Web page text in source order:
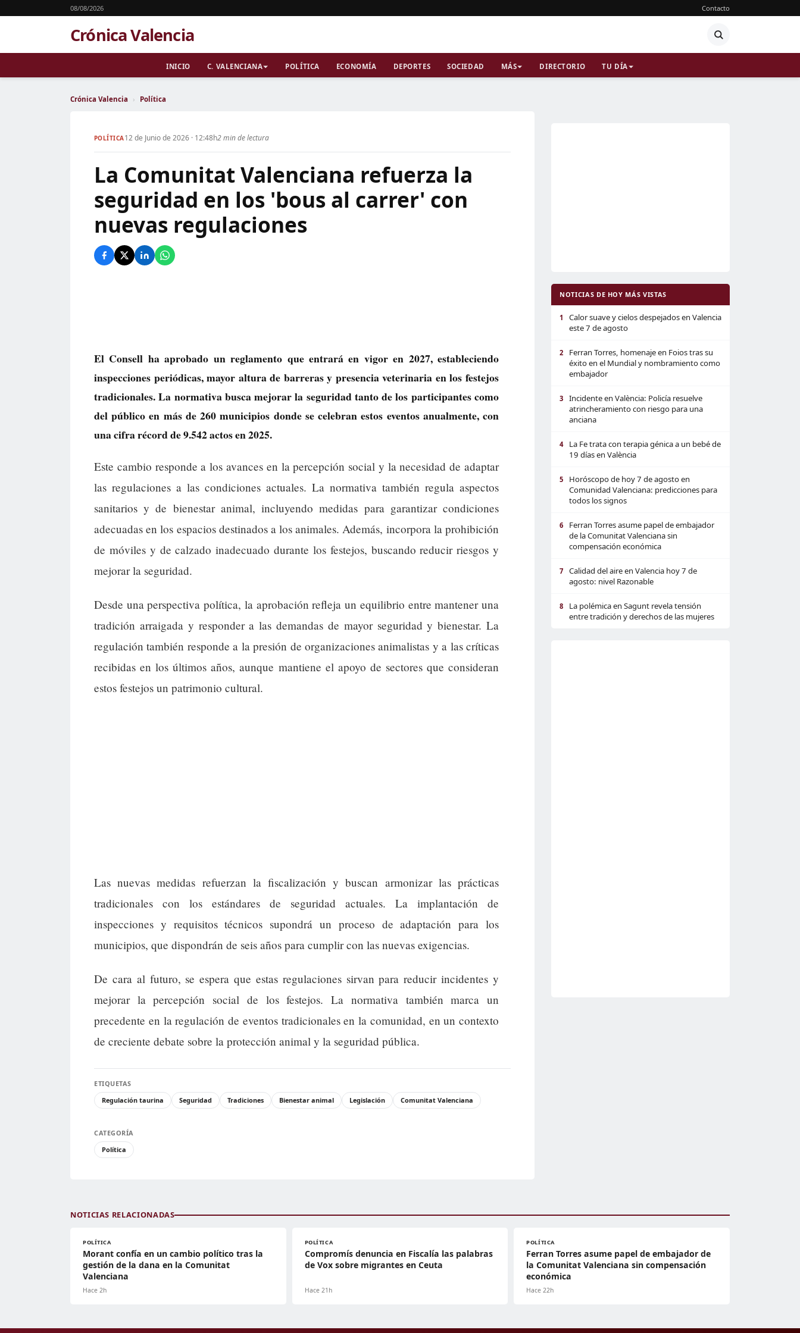
08/08/2026 Contacto
Crónica Valencia
INICIO C. VALENCIANA POLÍTICA ECONOMÍA DEPORTES SOCIEDAD MÁS DIRECTORIO TU DÍA
Crónica Valencia › Política
POLÍTICA12 de Junio de 2026 · 12:48h2 min de lectura
La Comunitat Valenciana refuerza la
seguridad en los 'bous al carrer' con
nuevas regulaciones
El Consell ha aprobado un reglamento que entrará en vigor en 2027, estableciendo
inspecciones periódicas, mayor altura de barreras y presencia veterinaria en los festejos
tradicionales. La normativa busca mejorar la seguridad tanto de los participantes como
del público en más de 260 municipios donde se celebran estos eventos anualmente, con
una cifra récord de 9.542 actos en 2025.
Este cambio responde a los avances en la percepción social y la necesidad de adaptar
las regulaciones a las condiciones actuales. La normativa también regula aspectos
sanitarios y de bienestar animal, incluyendo medidas para garantizar condiciones
adecuadas en los espacios destinados a los animales. Además, incorpora la prohibición
de móviles y de calzado inadecuado durante los festejos, buscando reducir riesgos y
mejorar la seguridad.
Desde una perspectiva política, la aprobación refleja un equilibrio entre mantener una
tradición arraigada y responder a las demandas de mayor seguridad y bienestar. La
regulación también responde a la presión de organizaciones animalistas y a las críticas
recibidas en los últimos años, aunque mantiene el apoyo de sectores que consideran
estos festejos un patrimonio cultural.
Las nuevas medidas refuerzan la fiscalización y buscan armonizar las prácticas
tradicionales con los estándares de seguridad actuales. La implantación de
inspecciones y requisitos técnicos supondrá un proceso de adaptación para los
municipios, que dispondrán de seis años para cumplir con las nuevas exigencias.
De cara al futuro, se espera que estas regulaciones sirvan para reducir incidentes y
mejorar la percepción social de los festejos. La normativa también marca un
precedente en la regulación de eventos tradicionales en la comunidad, en un contexto
de creciente debate sobre la protección animal y la seguridad pública.
ETIQUETAS
Regulación taurina
Seguridad Tradiciones Bienestar animal Legislación Comunitat Valenciana
CATEGORÍA
Política
NOTICIAS DE HOY MÁS VISTAS
1
Calor suave y cielos despejados en Valencia
este 7 de agosto
2
Ferran Torres, homenaje en Foios tras su
éxito en el Mundial y nombramiento como
embajador
3
Incidente en València: Policía resuelve
atrincheramiento con riesgo para una
anciana
4
La Fe trata con terapia génica a un bebé de
19 días en València
5
Horóscopo de hoy 7 de agosto en
Comunidad Valenciana: predicciones para
todos los signos
6
Ferran Torres asume papel de embajador
de la Comunitat Valenciana sin
compensación económica
7
Calidad del aire en Valencia hoy 7 de
agosto: nivel Razonable
8
La polémica en Sagunt revela tensión
entre tradición y derechos de las mujeres
NOTICIAS RELACIONADAS
POLÍTICA
Morant confía en un cambio político tras la
gestión de la dana en la Comunitat
Valenciana
Hace 2h
POLÍTICA
Compromís denuncia en Fiscalía las palabras
de Vox sobre migrantes en Ceuta
Hace 21h
POLÍTICA
Ferran Torres asume papel de embajador de
la Comunitat Valenciana sin compensación
económica
Hace 22h